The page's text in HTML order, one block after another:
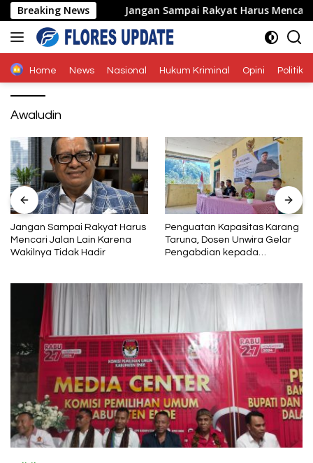
Langsung
ke
konten
Breaking News Jangan Sampai Rakyat Harus Mencari
Home News Nasional Hukum Kriminal Opini Politik
Awaludin
Jangan Sampai Rakyat Harus
Mencari Jalan Lain Karena
Wakilnya Tidak Hadir
Penguatan Kapasitas Karang
Taruna, Dosen Unwira Gelar
Pengabdian kepada